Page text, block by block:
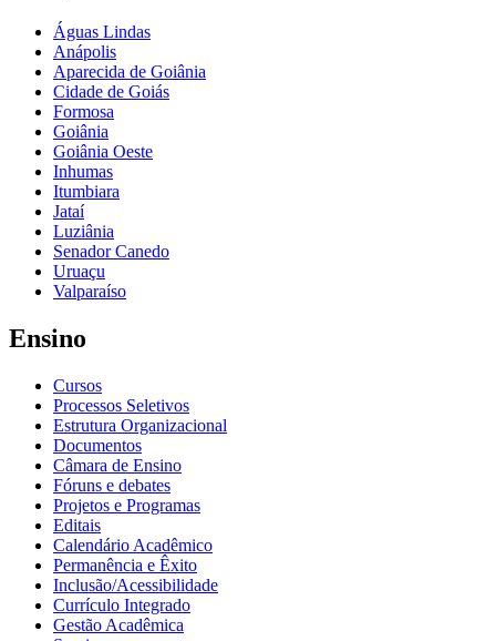
Águas Lindas
Anápolis
Aparecida de Goiânia
Cidade de Goiás
Formosa
Goiânia
Goiânia Oeste
Inhumas
Itumbiara
Jataí
Luziânia
Senador Canedo
Uruaçu
Valparaíso
Ensino
Cursos
Processos Seletivos
Estrutura Organizacional
Documentos
Câmara de Ensino
Fóruns e debates
Projetos e Programas
Editais
Calendário Acadêmico
Permanência e Êxito
Inclusão/Acessibilidade
Currículo Integrado
Gestão Acadêmica